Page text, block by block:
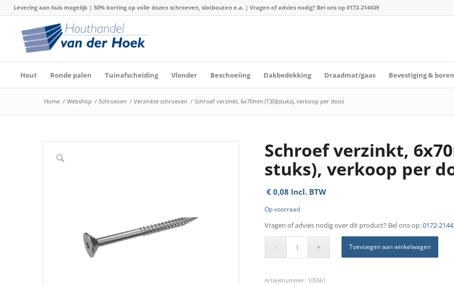
Levering aan huis mogelijk | 50% korting op volle dozen schroeven, slotbouten e.a. | Vragen of advies nodig? Bel ons op 0172-214439
Hout Ronde palen Tuinafscheiding Vlonder Beschoeiing Dakbedekking Draadmat/gaas Bevestiging & boren
Home / Webshop / Schroeven / Verzinkte schroeven / Schroef verzinkt, 6x70mm (T30)(stuks), verkoop per doos
Schroef verzinkt,
stuks), verkoop per
€0,08 Incl. BTW
Op voorraad
Vragen of advies nodig over dit product? Bel ons op:0172-
Toevoegen aan winkelwagen
Artikelnummer: 105561